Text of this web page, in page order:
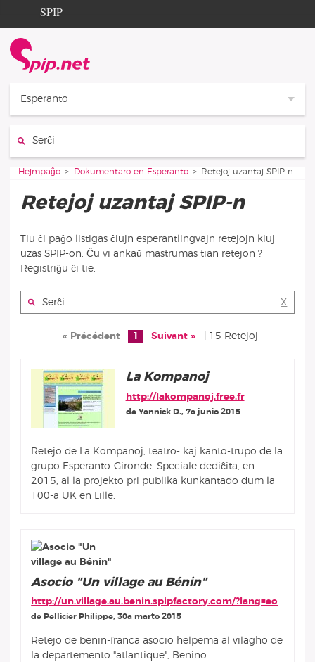
Aller au contenu
Aller à la navigation
SPIP
Documentation
Contribution
Esperanto
Vous êtes ici :
Hejmpaĝo Dokumentaro en Esperanto Retejoj uzantaj SPIP-n
Retejoj uzantaj SPIP-n
Tiu ĉi paĝo listigas ĉiujn esperantlingvajn retejojn kiuj
uzas SPIP-on. Ĉu vi ankaŭ mastrumas tian retejon ?
Registriĝu ĉi tie.
Serĉi : X
« Précédent 1 Suivant » | 15 Retejoj
La Kompanoj
http://lakompanoj.free.fr
de Yannick D., 7a junio 2015
Retejo de La Kompanoj, teatro- kaj kanto-trupo de la
grupo Esperanto-Gironde. Speciale dediĉita, en
2015, al la projekto pri publika kunkantado dum la
100-a UK en Lille.
Asocio "Un village au Bénin"
http://un.village.au.benin.spipfactory.com/?lang=eo
de Pellicier Philippe, 30a marto 2015
Retejo de benin-franca asocio helpema al vilagho de
la departemento "atlantique", Benino